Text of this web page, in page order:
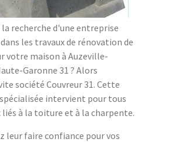
la recherche d'une entreprise
les travaux de rénovation de
votre maison à Auzeville-
Garonne 31 ? Alors
société Couvreur 31. Cette
intervient pour tous
liés à la toiture et à la charpente.
leur faire confiance pour vos